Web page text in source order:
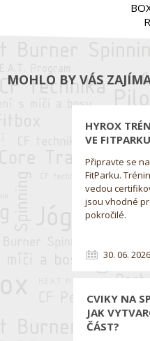
MOHLO BY VÁS
HYROX
VE FITPARKU
Připravte se na
FitParku.
vedou
jsou vhodné
pokročilé.
30. 06. 2026
CVIKY NA
JAK
ČÁST?